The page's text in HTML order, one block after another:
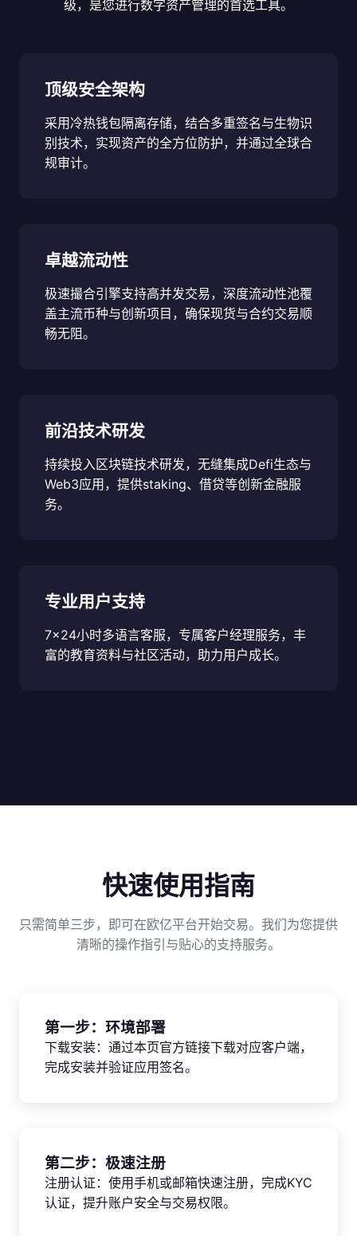
级，是您进行数字资产管理的首选工具。
顶级安全架构
采用冷热钱包隔离存储，结合多重签名与生物识
别技术，实现资产的全方位防护，并通过全球合
规审计。
卓越流动性
极速撮合引擎支持高并发交易，深度流动性池覆
盖主流币种与创新项目，确保现货与合约交易顺
畅无阻。
前沿技术研发
持续投入区块链技术研发，无缝集成Defi生态与
Web3应用，提供staking、借贷等创新金融服
务。
专业用户支持
7x24小时多语言客服，专属客户经理服务，丰
富的教育资料与社区活动，助力用户成长。
快速使用指南
只需简单三步，即可在欧亿平台开始交易。我们为您提供
清晰的操作指引与贴心的支持服务。
第一步：环境部署
下载安装：通过本页官方链接下载对应客户端，
完成安装并验证应用签名。
第二步：极速注册
注册认证：使用手机或邮箱快速注册，完成KYC
认证，提升账户安全与交易权限。